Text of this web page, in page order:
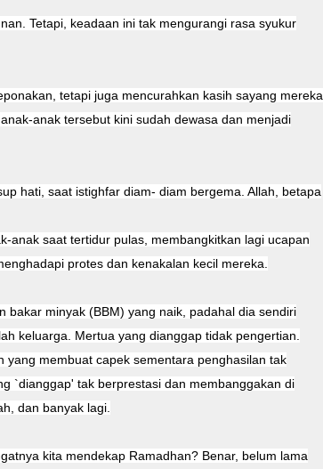
Tetapi, keadaan ini tak mengurangi rasa syukur
tetapi juga mencurahkan kasih sayang mereka
anak tersebut kini sudah dewasa dan menjadi
hati, saat istighfar diam- diam bergema. Allah, betapa
anak saat tertidur pulas, membangkitkan lagi ucapan
protes dan kenakalan kecil mereka.
bakar minyak (BBM) yang naik, padahal dia sendiri
keluarga. Mertua yang dianggap tidak pengertian.
membuat capek sementara penghasilan tak
`dianggap' tak berprestasi dan membanggakan di
dan banyak lagi.
kita mendekap Ramadhan? Benar, belum lama